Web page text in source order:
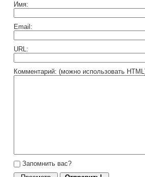
Имя:
Email:
URL:
Комментарий: (можно использовать
Запомнить вас?